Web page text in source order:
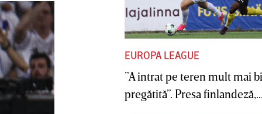
EUROPA LEAGUE
”A intrat pe teren mult mai
pregătită”. Presa